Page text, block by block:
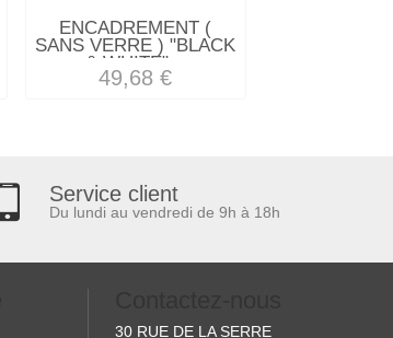
ENCADREMENT (
SANS VERRE ) "BLACK
& WHITE"...
49,68 €
Service client
Du lundi au vendredi de 9h à 18h
30 RUE DE LA SERRE